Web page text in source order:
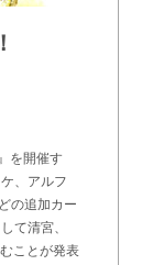
を開催す
、アルフ
の追加カー
て清宮、
ことが発表